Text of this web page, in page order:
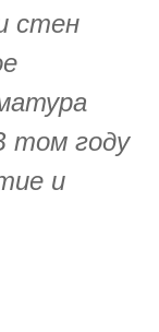
стен
том году
и